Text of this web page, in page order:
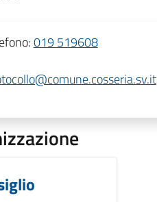
019 519608